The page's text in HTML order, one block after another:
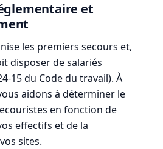
et
les premiers secours et,
disposer de salariés
15 du Code du travail). À
aidons à déterminer le
en fonction de
effectifs et de la
sites.